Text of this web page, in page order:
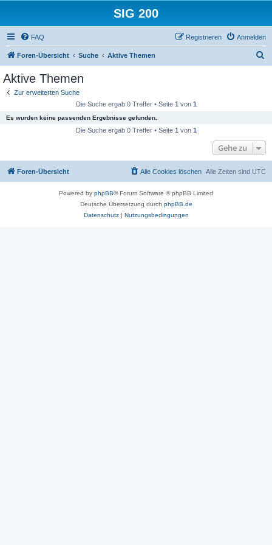
SIG 200
FAQ Anmelden
Registrieren
Foren-Übersicht Suche Aktive Themen
Aktive Themen
Zur erweiterten Suche
Die Suche ergab 0 Treffer • Seite 1 von 1
Es wurden keine passenden Ergebnisse gefunden.
Die Suche ergab 0 Treffer • Seite 1 von 1
Gehe zu
Foren-Übersicht Alle Zeiten sind UTC
Alle Cookies löschen
Powered by phpBB® Forum Software © phpBB Limited
Deutsche Übersetzung durch phpBB.de
Datenschutz| Nutzungsbedingungen